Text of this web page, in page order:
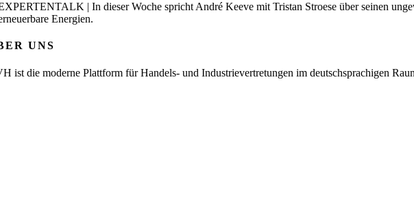
| In dieser Woche spricht André Keeve mit Tristan Stroese über seinen
Energien.
UNS
ist die moderne Plattform für Handels- und Industrievertretungen im deutschsprachigen